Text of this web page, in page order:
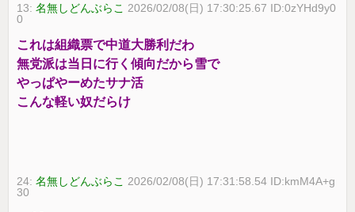
13:名無しどんぶらこ 2026/02/08(日) 17:30:25.67 ID:0zYHd9y0
0
これは組織票で中道大勝利だわ
無党派は当日に行く傾向だから雪で
やっぱやーめたサナ活
こんな軽い奴だらけ
24:名無しどんぶらこ 2026/02/08(日) 17:31:58.54 ID:kmM4A+g
30